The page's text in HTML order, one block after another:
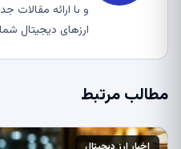
و با ارائه مقالات
ارزهای دیجیتال
مطالب مرتبط